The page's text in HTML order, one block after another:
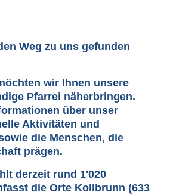
Weg zu uns gefunden
wir Ihnen unsere
Pfarrei näherbringen.
über unser
Aktivitäten und
die Menschen, die
prägen.
derzeit rund 1'020
die Orte Kollbrunn (633